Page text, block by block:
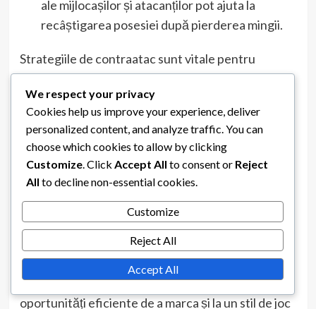
ale mijlocașilor și atacanților pot ajuta la
recâștigarea posesiei după pierderea mingii.
Strategiile de contraatac sunt vitale pentru
echipele care folosesc formația 5-2-3. După
câștigarea mingii, jucătorii ar trebui să fie pregătiți
să tranziție rapid, exploatând spațiile lăsate de
echipa adversă. Aceasta implică adesea pase
rapide către atacanți, care pot profita de
dezorganizarea defensivă.
În cele din urmă, înțelegerea importanței jocului de
tranziție este crucială. Echipele trebuie să
exerseze tranziția de la apărare la atac fără
probleme, asigurându-se că jucătorii știu rolurile
lor în aceste faze. Această pregătire poate duce la
oportunități eficiente de a marca și la un stil de joc
We respect your privacy
Cookies help us improve your experience, deliver
personalized content, and analyze traffic. You can
choose which cookies to allow by clicking
Customize . Click Accept All to consent or Reject
All to decline non-essential cookies.
Customize
Reject All
Accept All